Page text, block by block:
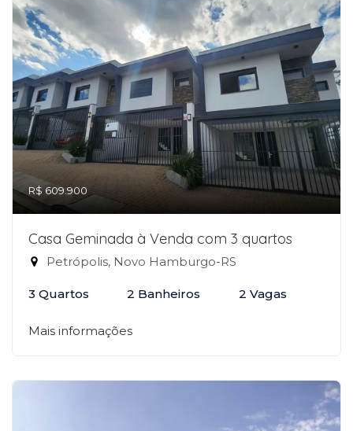
R$ 609.900
Casa Geminada à Venda com 3 quartos
Petrópolis, Novo Hamburgo-RS
3 Quartos 2 Banheiros 2 Vagas
Mais informações